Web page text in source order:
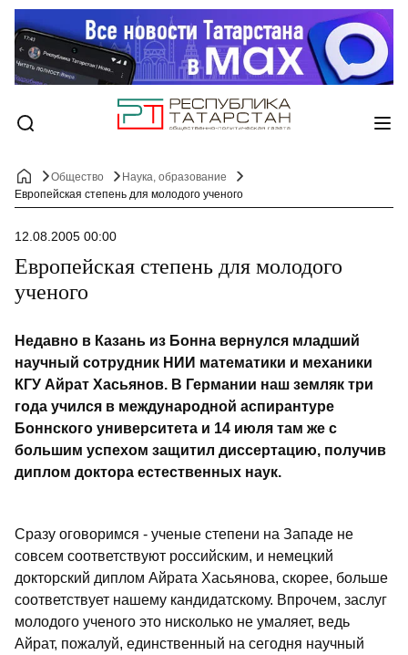
Общество
Наука, образование
Европейская степень для молодого ученого
12.08.2005 00:00
Европейская степень для молодого
ученого
Недавно в Казань из Бонна вернулся младший
научный сотрудник НИИ математики и механики
КГУ Айрат Хасьянов. В Германии наш земляк три
года учился в международной аспирантуре
Боннского университета и 14 июля там же с
большим успехом защитил диссертацию, получив
диплом доктора естественных наук.
Сразу оговоримся - ученые степени на Западе не
совсем соответствуют российским, и немецкий
докторский диплом Айрата Хасьянова, скорее, больше
соответствует нашему кандидатскому. Впрочем, заслуг
молодого ученого это нисколько не умаляет, ведь
Айрат, пожалуй, единственный на сегодня научный